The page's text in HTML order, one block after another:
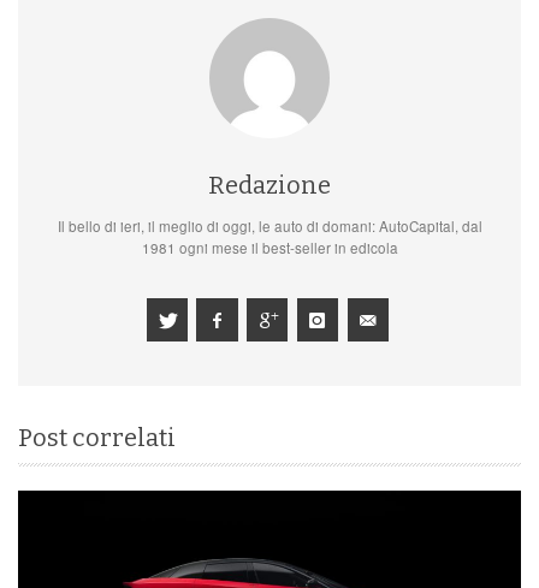
Redazione
Il bello di ieri, il meglio di oggi, le auto di domani: AutoCapital, dal
1981 ogni mese il best-seller in edicola
Post correlati